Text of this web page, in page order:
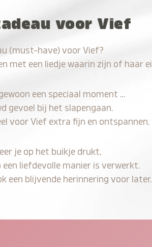
voor Vief
(must-have) voor Vief?
met een liedje waarin zijn of haar
een speciaal moment …
gevoel bij het slapengaan.
voor Vief extra fijn en ontspannen.
je op het buikje drukt,
liefdevolle manier is verwerkt.
een blijvende herinnering voor later.